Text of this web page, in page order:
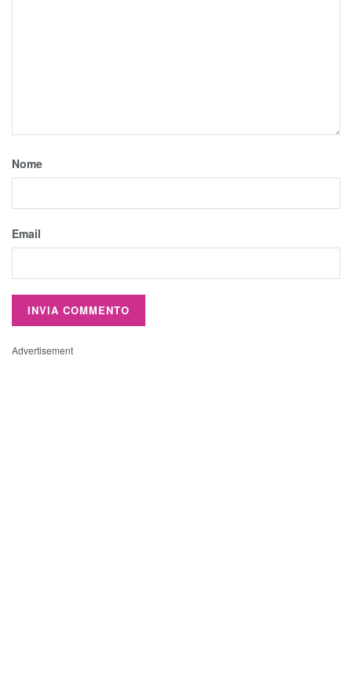
Nome
Email
Advertisement